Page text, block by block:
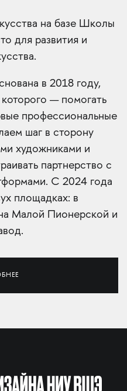
на базе Школы
для развития и
в 2018 году,
которого — помогать
профессиональные
шаг в сторону
художниками и
партнерство с
С 2024 года
площадках: в
Малой Пионерской и